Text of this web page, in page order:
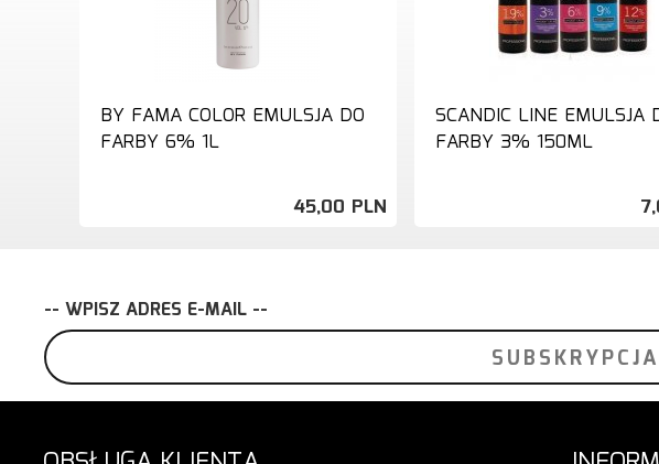
BY FAMA COLOR EMULSJA DO
FARBY 6% 1L
45,00 PLN
SCANDIC LINE EMULSJA
FARBY 3% 150ML
7,
-- WPISZ ADRES E-MAIL --